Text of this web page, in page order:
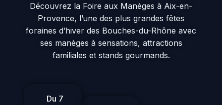
Découvrez la Foire aux Manèges à Aix-en-
Provence, l’une des plus grandes fêtes
foraines d’hiver des Bouches-du-Rhône avec
ses manèges à sensations, attractions
familiales et stands gourmands.
Du 7